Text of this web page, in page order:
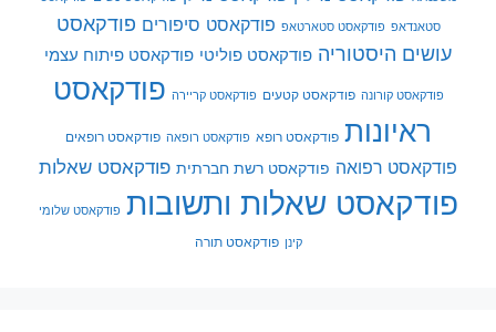
סטאנדאפ פודקאסט סטארטאפ פודקאסט סיפורים פודקאסט
עושים היסטוריה פודקאסט פוליטי פודקאסט פיתוח עצמי
פודקאסט קורונה פודקאסט קטעים פודקאסט קריירה פודקאסט
ראיונות פודקאסט רופא פודקאסט רופאה פודקאסט רופאים
פודקאסט רפואה פודקאסט רשת חברתית פודקאסט שאלות
פודקאסט שאלות ותשובות פודקאסט שלומי
קינן פודקאסט תורה